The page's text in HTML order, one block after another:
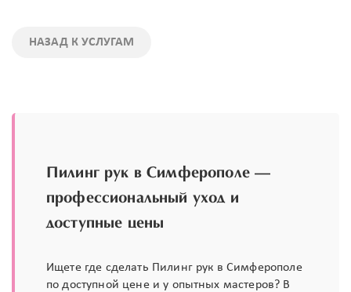
НАЗАД К УСЛУГАМ
Пилинг рук в Симферополе —
профессиональный уход и
доступные цены
Ищете где сделать Пилинг рук в Симферополе
по доступной цене и у опытных мастеров? В